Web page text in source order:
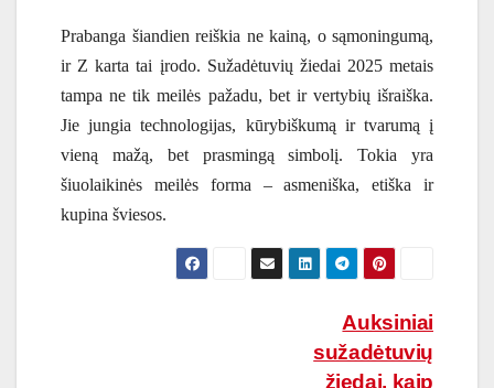
Prabanga šiandien reiškia ne kainą, o sąmoningumą,
ir Z karta tai įrodo. Sužadėtuvių žiedai 2025 metais
tampa ne tik meilės pažadu, bet ir vertybių išraiška.
Jie jungia technologijas, kūrybiškumą ir tvarumą į
vieną mažą, bet prasmingą simbolį. Tokia yra
šiuolaikinės meilės forma – asmeniška, etiška ir
kupina šviesos.
Auksiniai
sužadėtuvių
žiedai, kaip